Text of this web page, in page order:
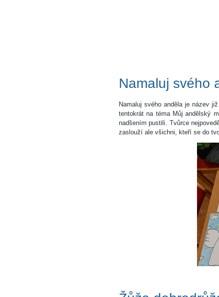
Namaluj svého
Namaluj svého anděla je název
tentokrát na téma Můj andělský
nadšením pustili. Tvůrce
zaslouží ale všichni, kteří se do